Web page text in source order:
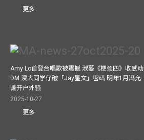
更多
Amy Lo首登台唱歌被震撼 淑蔓《梗颈四》收感动
DM 浸大同学仔破「Jay星文」密码 明年1月冯允
谦开户外骚
2025-10-27
更多